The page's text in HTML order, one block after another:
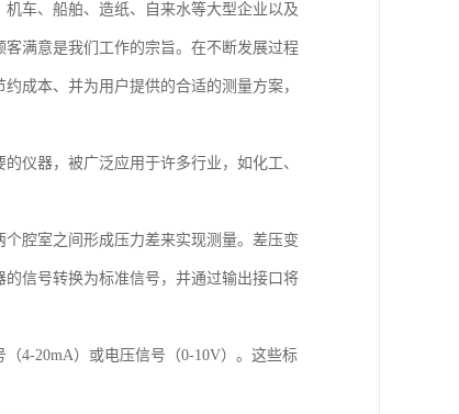
车、船舶、造纸、自来水等大型企业以及
满意是我们工作的宗旨。在不断发展过程
成本、并为用户提供的合适的测量方案，
仪器，被广泛应用于许多行业，如化工、
腔室之间形成压力差来实现测量。差压变
信号转换为标准信号，并通过输出接口将
4-20mA）或电压信号（0-10V）。这些标